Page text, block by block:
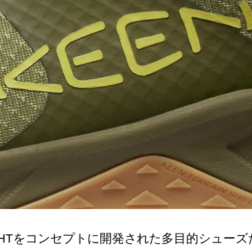
をコンセプトに開発された多目的シュー